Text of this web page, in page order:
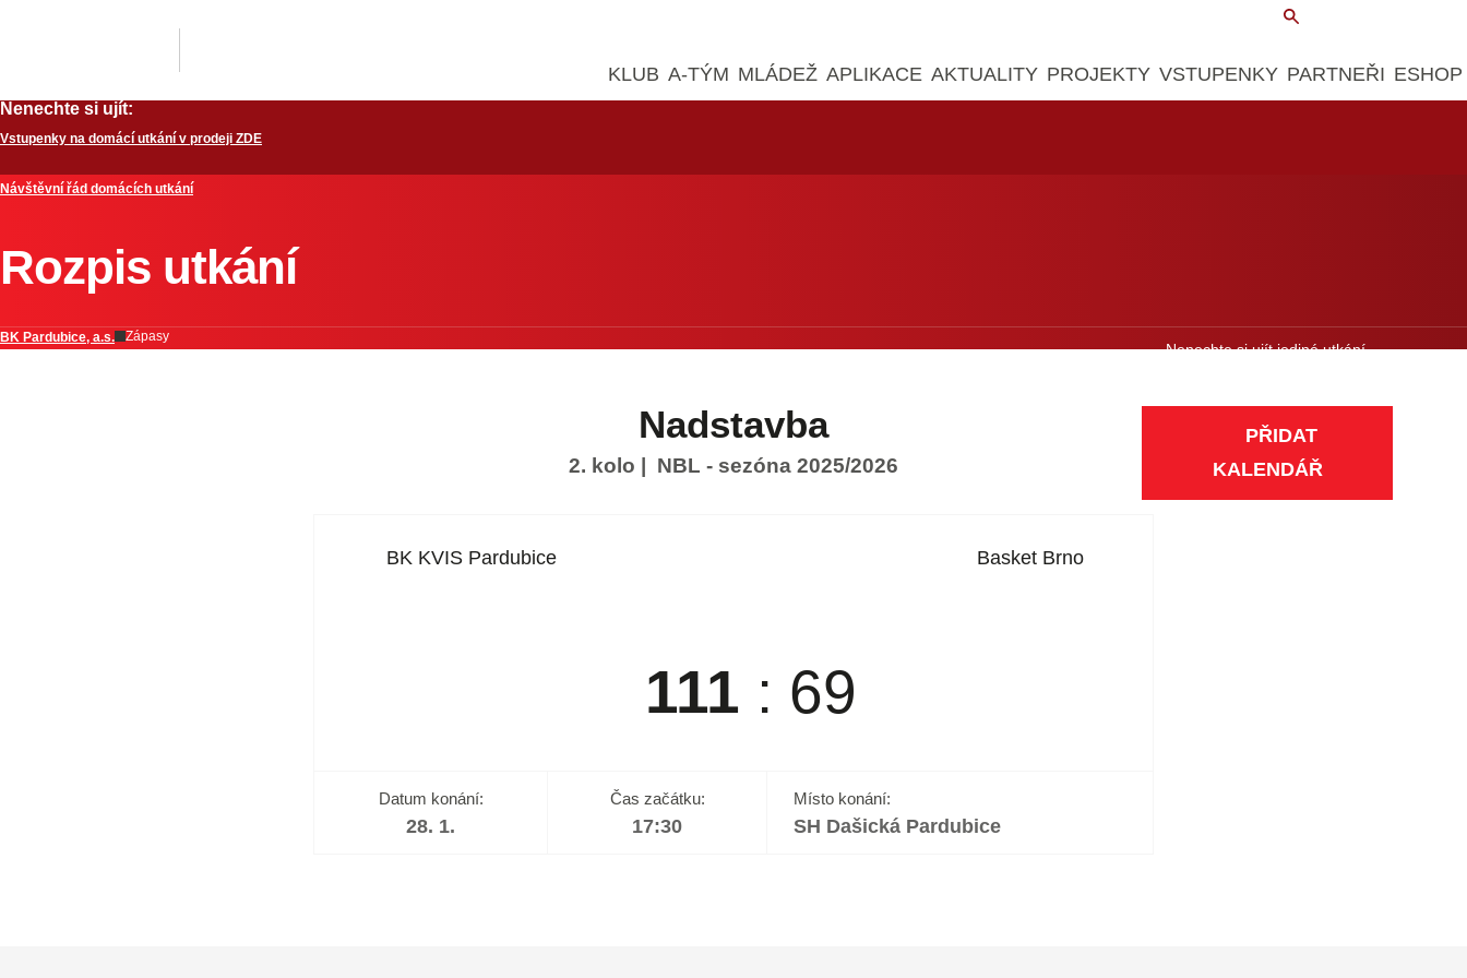
KLUB A-TÝM MLÁDEŽ APLIKACE AKTUALITY PROJEKTY VSTUPENKY PARTNEŘI ESHOP
Nenechte si ujít:
Vstupenky na domácí utkání v prodeji ZDE
Návštěvní řád domácích utkání
Rozpis utkání
BK Pardubice, a.s. Zápasy
Nenechte si ujít jediné utkání.
PŘIDAT
KALENDÁŘ
Nadstavba
2. kolo | NBL - sezóna 2025/2026
BK KVIS Pardubice
111 : 69
Basket Brno
Datum konání:
28. 1.
Čas začátku:
17:30
Místo konání:
SH Dašická Pardubice